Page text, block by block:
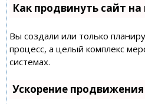
Как продвинуть сайт
Вы создали или только
процесс, а целый комплекс
системах.
Ускорение продвижения